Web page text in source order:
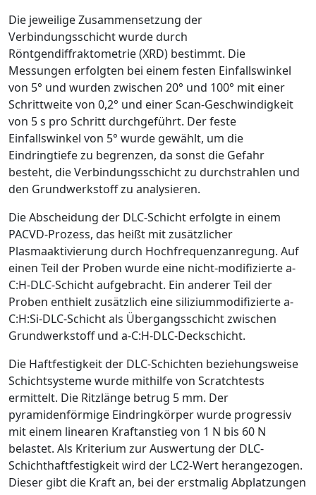
Die jeweilige Zusammensetzung der
Verbindungsschicht wurde durch
Röntgendiffraktometrie (XRD) bestimmt. Die
Messungen erfolgten bei einem festen Einfallswinkel
von 5° und wurden zwischen 20° und 100° mit einer
Schrittweite von 0,2° und einer Scan-Geschwindigkeit
von 5 s pro Schritt durchgeführt. Der feste
Einfallswinkel von 5° wurde gewählt, um die
Eindringtiefe zu ­begrenzen, da sonst die Gefahr
besteht, die Verbindungsschicht zu durchstrahlen und
den Grundwerkstoff zu analysieren.
Die Abscheidung der DLC-Schicht erfolgte in einem
PACVD-Prozess, das heißt mit zusätzlicher
Plasmaaktivierung durch Hochfrequenz­anregung. Auf
einen Teil der Proben wurde eine nicht-modifizierte a-
C:H-DLC-Schicht aufgebracht. Ein anderer Teil der
Proben enthielt zusätzlich eine siliziummodifizierte a-
C:H:Si-DLC-Schicht als Übergangsschicht zwischen
Grundwerkstoff und a-C:H-DLC-Deckschicht.
Die Haftfestigkeit der DLC-Schichten beziehungsweise
Schichtsysteme wurde mithilfe von Scratchtests
ermittelt. Die Ritzlänge betrug 5 mm. Der
pyramidenförmige Eindringkörper wurde progressiv
mit einem linearen Kraftanstieg von 1 N bis 60 N
belastet. Als Kriterium zur Auswertung der DLC-
Schichthaftfestigkeit wird der LC2-Wert herangezogen.
Dieser gibt die Kraft an, bei der erstmalig Abplatzungen